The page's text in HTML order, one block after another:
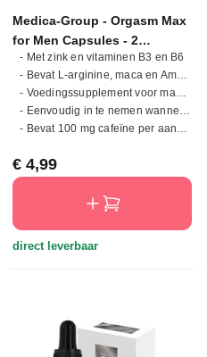
Medica-Group - Orgasm Max
for Men Capsules - 2
Capsules
- Met zink en vitaminen B3 en B6
- Bevat L-arginine, maca en Amerikaanse ginseng
- Voedingssupplement voor mannen in capsulevorm
- Eenvoudig in te nemen wanneer gewenst
- Bevat 100 mg cafeïne per aanbevolen dagelijkse dosering
Normale prijs:
€ 4,99
direct leverbaar